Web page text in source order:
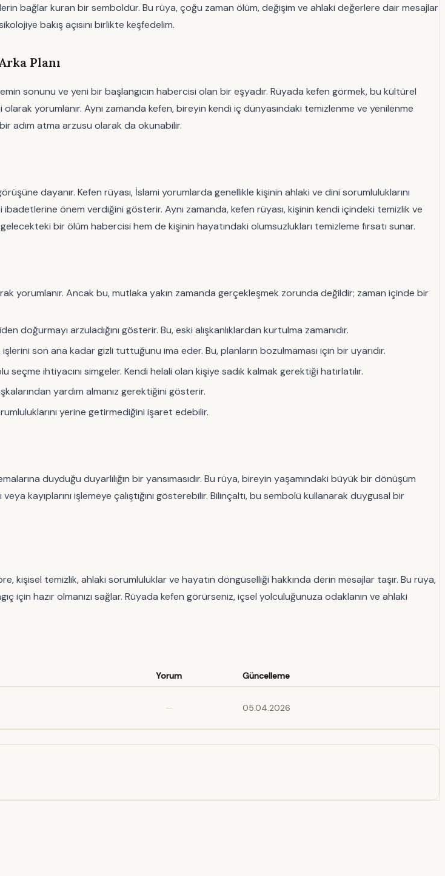
bağlar kuran bir semboldür. Bu rüya, çoğu zaman ölüm, değişim ve ahlaki değerlere dair mesajlar
bakış açısını birlikte keşfedelim.
Planı
sonunu ve yeni bir başlangıcın habercisi olan bir eşyadır. Rüyada kefen görmek, bu kültürel
yorumlanır. Aynı zamanda kefen, bireyin kendi iç dünyasındaki temizlenme ve yenilenme
adım atma arzusu olarak da okunabilir.
dayanır. Kefen rüyası, İslami yorumlarda genellikle kişinin ahlaki ve dini sorumluluklarını
önem verdiğini gösterir. Aynı zamanda, kefen rüyası, kişinin kendi içindeki temizlik ve
bir ölüm habercisi hem de kişinin hayatındaki olumsuzlukları temizleme fırsatı sunar.
yorumlanır. Ancak bu, mutlaka yakın zamanda gerçekleşmek zorunda değildir; zaman içinde bir
doğurmayı arzuladığını gösterir. Bu, eski alışkanlıklardan kurtulma zamanıdır.
son ana kadar gizli tuttuğunu ima eder. Bu, planların bozulmaması için bir uyarıdır.
ihtiyacını simgeler. Kendi helali olan kişiye sadık kalmak gerektiği hatırlatılır.
yardım almanız gerektiğini gösterir.
yerine getirmediğini işaret edebilir.
duyduğu duyarlılığın bir yansımasıdır. Bu rüya, bireyin yaşamındaki büyük bir dönüşüm
kayıplarını işlemeye çalıştığını gösterebilir. Bilinçaltı, bu sembolü kullanarak duygusal bir
kişisel temizlik, ahlaki sorumluluklar ve hayatın döngüselliği hakkında derin mesajlar taşır. Bu rüya,
için hazır olmanızı sağlar. Rüyada kefen görürseniz, içsel yolculuğunuza odaklanın ve ahlaki
Yorum Güncelleme
— 05.04.2026